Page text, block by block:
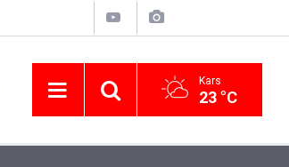
Kars
23 °C